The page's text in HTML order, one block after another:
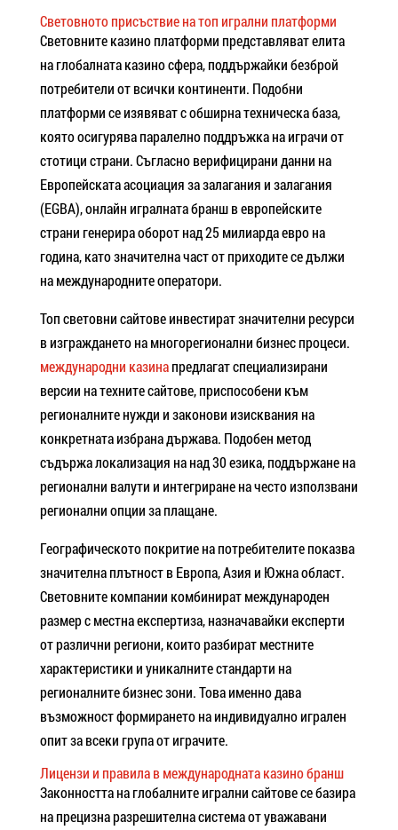
Световното присъствие на топ игрални платформи
Световните казино платформи представляват елита
на глобалната казино сфера, поддържайки безброй
потребители от всички континенти. Подобни
платформи се изявяват с обширна техническа база,
която осигурява паралелно поддръжка на играчи от
стотици страни. Съгласно верифицирани данни на
Европейската асоциация за залагания и залагания
(EGBA), онлайн игралната бранш в европейските
страни генерира оборот над 25 милиарда евро на
година, като значителна част от приходите се дължи
на международните оператори.
Топ световни сайтове инвестират значителни ресурси
в изграждането на многорегионални бизнес процеси.
международни казинапредлагат специализирани
версии на техните сайтове, приспособени към
регионалните нужди и законови изисквания на
конкретната избрана държава. Подобен метод
съдържа локализация на над 30 езика, поддържане на
регионални валути и интегриране на често използвани
регионални опции за плащане.
Географическото покритие на потребителите показва
значителна плътност в Европа, Азия и Южна област.
Световните компании комбинират международен
размер с местна експертиза, назначавайки експерти
от различни региони, които разбират местните
характеристики и уникалните стандарти на
регионалните бизнес зони. Това именно дава
възможност формирането на индивидуално игрален
опит за всеки група от играчите.
Лицензи и правила в международната казино бранш
Законността на глобалните игрални сайтове се базира
на прецизна разрешителна система от уважавани